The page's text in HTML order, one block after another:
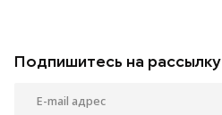
Подпишитесь на рассылку